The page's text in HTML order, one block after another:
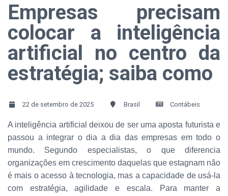
Empresas precisam
colocar a inteligência
artificial no centro da
estratégia; saiba como
22 de setembro de 2025 Brasil Contábeis
A inteligência artificial deixou de ser uma aposta futurista e
passou a integrar o dia a dia das empresas em todo o
mundo. Segundo especialistas, o que diferencia
organizações em crescimento daquelas que estagnam não
é mais o acesso à tecnologia, mas a capacidade de usá-la
com estratégia, agilidade e escala. Para manter a